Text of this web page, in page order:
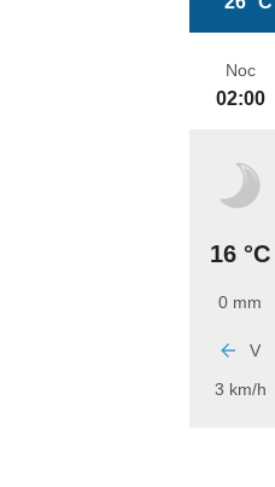
Noc
02:00
16 °C
0 mm
V
3 km/h